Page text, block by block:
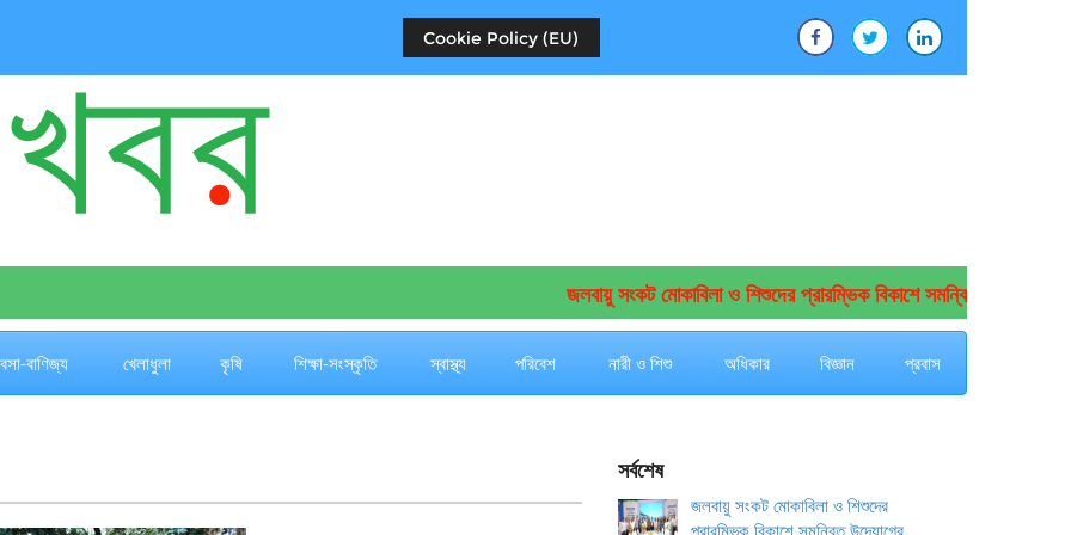
Cookie Policy (EU)
জলবায়ু সংকট মোকাবিলা ও শিশুদের প্রারম্ভিক বিকাশে সমন্বিত উদ্যোগের আহ্বান
বাণিজ্য খেলাধুলা কৃষি শিক্ষা-সংস্কৃতি স্বাস্থ্য পরিবেশ নারী ও শিশু অধিকার বিজ্ঞান প্রবাস
সর্বশেষ
জলবায়ু সংকট মোকাবিলা ও শিশুদের
প্রারম্ভিক বিকাশে সমন্বিত উদ্যোগের